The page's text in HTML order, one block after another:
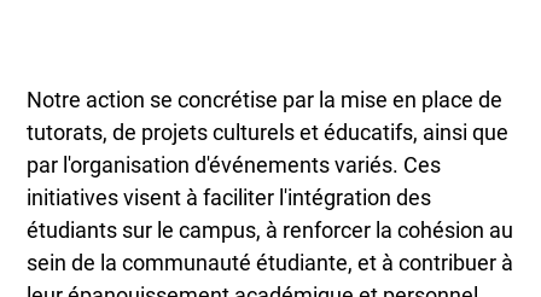
Notre action se concrétise par la mise en place de
tutorats, de projets culturels et éducatifs, ainsi que
par l'organisation d'événements variés. Ces
initiatives visent à faciliter l'intégration des
étudiants sur le campus, à renforcer la cohésion au
sein de la communauté étudiante, et à contribuer à